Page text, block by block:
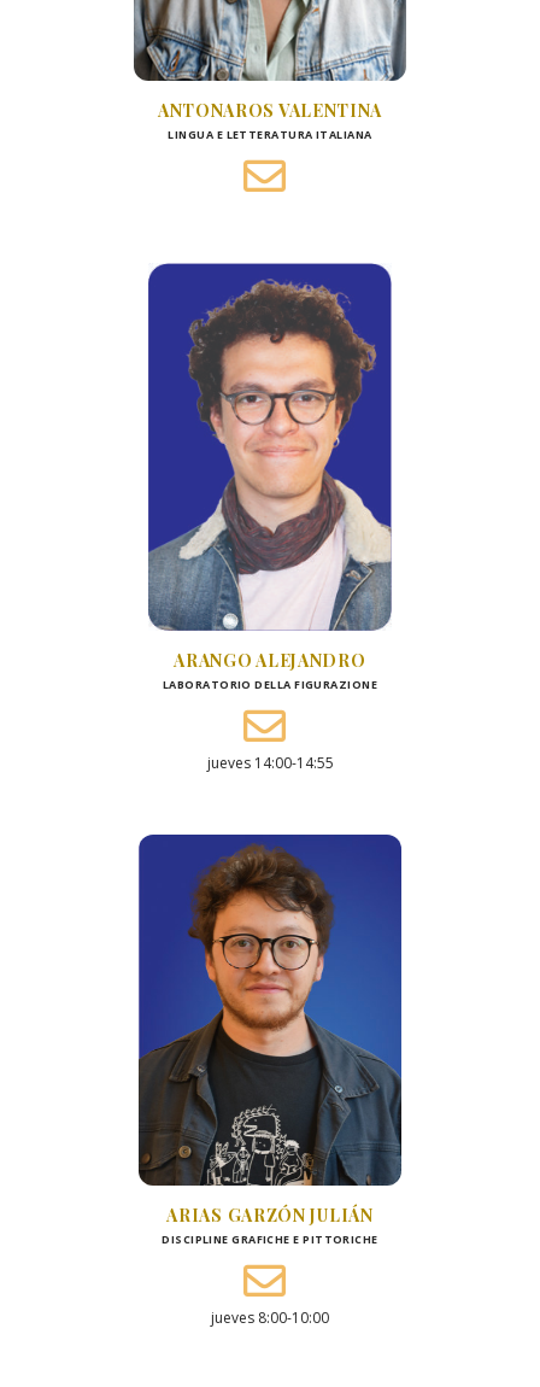
ANTONAROS VALENTINA
LINGUA E LETTERATURA ITALIANA
ARANGO ALEJANDRO
LABORATORIO DELLA FIGURAZIONE
jueves 14:00-14:55
ARIAS GARZÓN JULIÁN
DISCIPLINE GRAFICHE E PITTORICHE
jueves 8:00-10:00